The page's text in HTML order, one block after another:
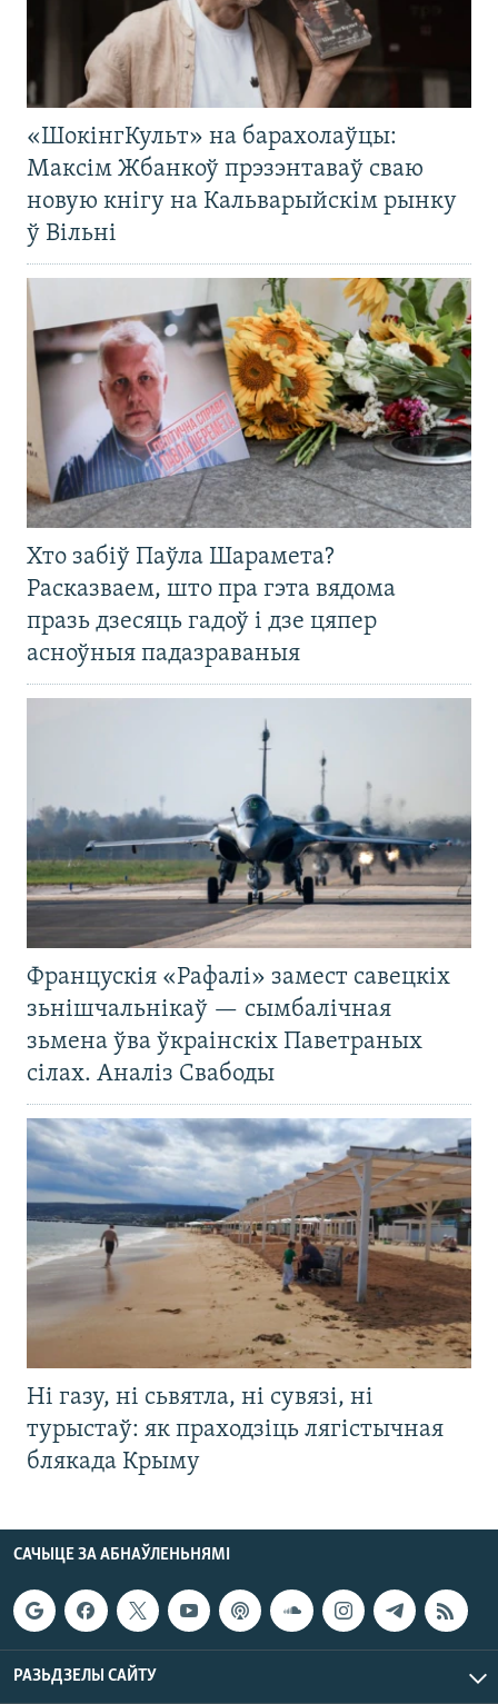
«ШокінгКульт» на барахолаўцы:
Максім Жбанкоў прэзэнтаваў сваю
новую кнігу на Кальварыйскім рынку
ў Вільні
Хто забіў Паўла Шарамета?
Расказваем, што пра гэта вядома
празь дзесяць гадоў і дзе цяпер
асноўныя падазраваныя
Францускія «Рафалі» замест савецкіх
зьнішчальнікаў — сымбалічная
зьмена ўва ўкраінскіх Паветраных
сілах. Аналіз Свабоды
Ні газу, ні сьвятла, ні сувязі, ні
турыстаў: як праходзіць лягістычная
блякада Крыму
САЧЫЦЕ ЗА АБНАЎЛЕНЬНЯМІ
РАЗЬДЗЕЛЫ САЙТУ